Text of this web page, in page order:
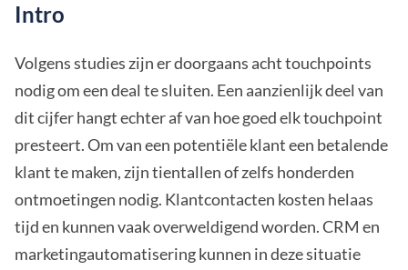
Intro
Volgens studies zijn er doorgaans acht touchpoints
nodig om een deal te sluiten. Een aanzienlijk deel van
dit cijfer hangt echter af van hoe goed elk touchpoint
presteert. Om van een potentiële klant een betalende
klant te maken, zijn tientallen of zelfs honderden
ontmoetingen nodig. Klantcontacten kosten helaas
tijd en kunnen vaak overweldigend worden. CRM en
marketingautomatisering kunnen in deze situatie